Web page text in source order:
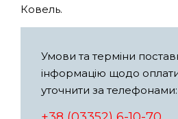
Ковель.
Умови та терміни
інформацію щодо
уточнити за телефонами: